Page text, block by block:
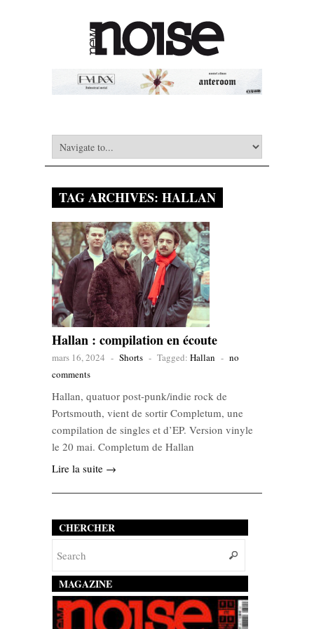
TAG ARCHIVES: HALLAN
Hallan : compilation en écoute
mars 16, 2024 - Shorts - Tagged: Hallan - no
comments
Hallan, quatuor post-punk/indie rock de
Portsmouth, vient de sortir Completum, une
compilation de singles et d’EP. Version vinyle
le 20 mai. Completum de Hallan
Lire la suite →
CHERCHER
MAGAZINE